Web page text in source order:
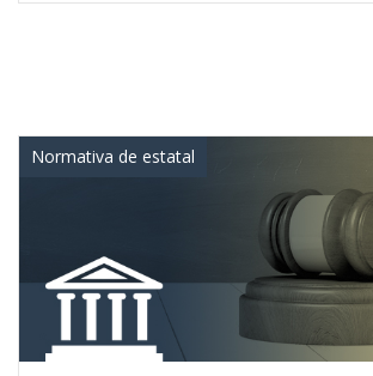
Normativa de estatal